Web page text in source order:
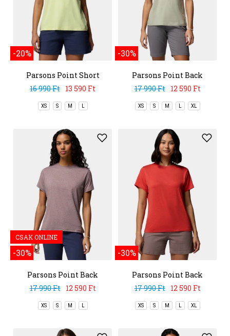
-20%
Parsons Point Short
Sleeve Graphic Tee
16 990 Ft 13 590 Ft
XS S M L
-30%
Parsons Point Back
Graphic Tee
17 990 Ft 12 590 Ft
XS S M L XL
CSAK ONLINE
-30%
Parsons Point Back
Graphic Tee
17 990 Ft 12 590 Ft
XS S M L
-30%
Parsons Point Back
Graphic Tee
17 990 Ft 12 590 Ft
XS S M L XL